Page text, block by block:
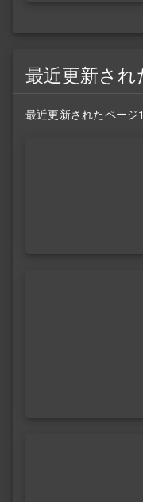
最近更新され
最近更新されたページ